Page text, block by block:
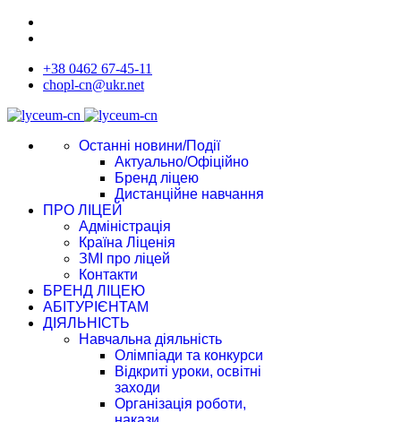
+38 0462 67-45-11
chopl-cn@ukr.net
Останні новини/Події
Актуально/Офіційно
Бренд ліцею
Дистанційне навчання
ПРО ЛІЦЕЙ
Адміністрація
Країна Ліценія
ЗМІ про ліцей
Контакти
БРЕНД ЛІЦЕЮ
АБІТУРІЄНТАМ
ДІЯЛЬНІСТЬ
Навчальна діяльність
Олімпіади та конкурси
Відкриті уроки, освітні
заходи
Організація роботи,